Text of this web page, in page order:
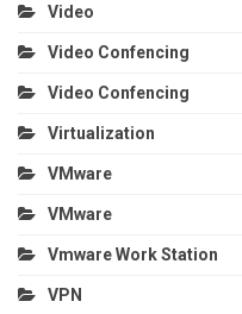
Video
Video Confencing
Video Confencing
Virtualization
VMware
VMware
Vmware Work Station
VPN